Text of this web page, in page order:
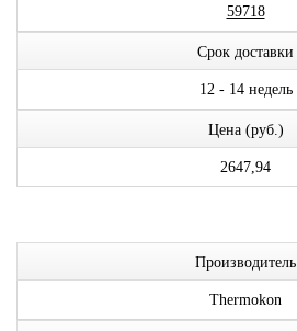
59718
Срок доставки
12 - 14 недель
Цена (руб.)
2647,94
Производитель
Thermokon